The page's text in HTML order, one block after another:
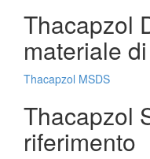
Thacapzol
materiale
Thacapzol MSDS
Thacapzol
riferimento